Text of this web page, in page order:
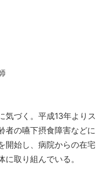
気づく。平成13年よりス
者の嚥下摂食障害などに
開始し、病院からの在宅
取り組んでいる。